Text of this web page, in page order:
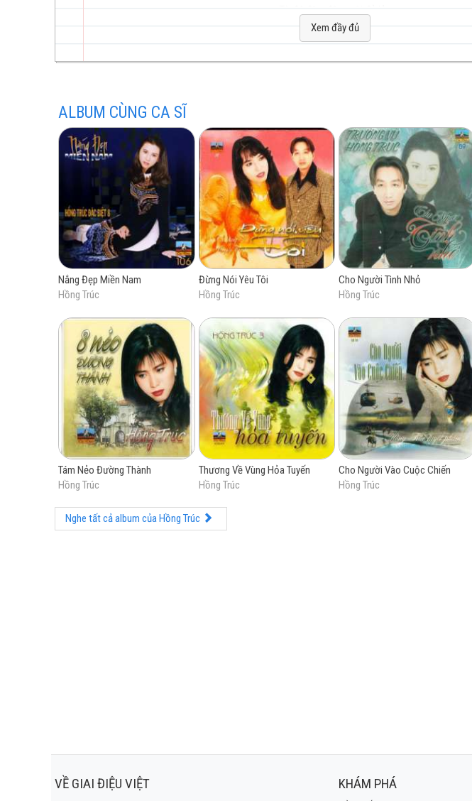
nhất
Từ đó đêm đêm môi đỏ lửa
tôi đốt cỏ ưu tư quên đời,
mong thoát xa khỏi vũng lầy,
bạn bè đôi đứa thân nay đã trở mặt rồi.
nên đêm cúi mặt đổ mưa.
Xem đầy đủ
ALBUM CÙNG CA SĨ
Nắng Đẹp Miền Nam
Hồng Trúc
Đừng Nói Yêu Tôi
Hồng Trúc
Cho Người Tình Nhỏ
Hồng Trúc
Tám Nẻo Đường Thành
Hồng Trúc
Thương Về Vùng Hỏa Tuyến
Hồng Trúc
Cho Người Vào Cuộc Chiến
Hồng Trúc
Nghe tất cả album của Hồng Trúc
VỀ GIAI ĐIỆU VIỆT KHÁM PHÁ